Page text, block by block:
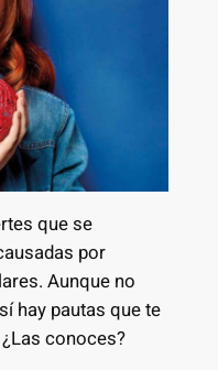
que se
por
Aunque no
hay pautas que te
conoces?